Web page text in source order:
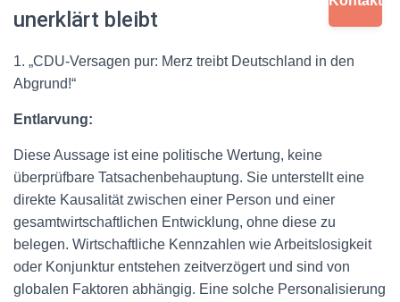
unerklärt bleibt
1. „CDU-Versagen pur: Merz treibt Deutschland in den
Abgrund!“
Entlarvung:
Diese Aussage ist eine politische Wertung, keine
überprüfbare Tatsachenbehauptung. Sie unterstellt eine
direkte Kausalität zwischen einer Person und einer
gesamtwirtschaftlichen Entwicklung, ohne diese zu
belegen. Wirtschaftliche Kennzahlen wie Arbeitslosigkeit
oder Konjunktur entstehen zeitverzögert und sind von
globalen Faktoren abhängig. Eine solche Personalisierung